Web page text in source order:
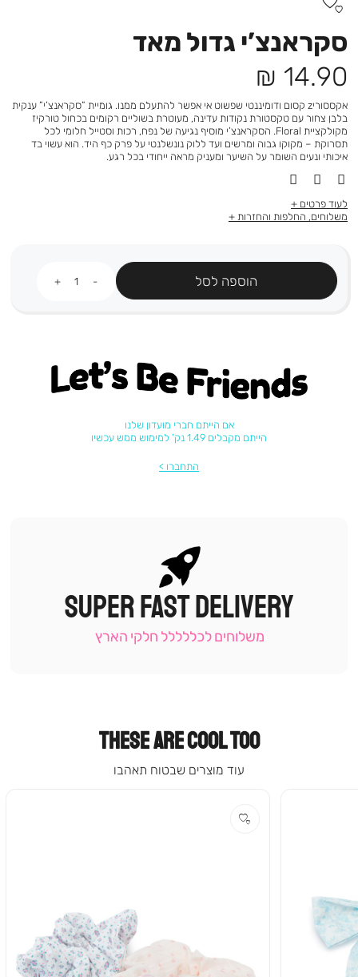
סקראנצ’י גדול מאד
מחיר
מוצר
14.90 ₪
אקססוריz קסום ודומיננטי שפשוט אי אפשר להתעלם ממנו. גומיית ”סקראנצ’י” ענקית
בלבן צחור עם טקסטורת נקודות עדינה, מעוטרת בשוליים רקומים בכחול טורקיז
מקולקציית Floral. הסקראנצ’י מוסיף נגיעה של נפח, רכות וסטייל חלומי לכל
תסרוקת – מקוקו גבוה ומרשים ועד ללוק נונשלנטי על פרק כף היד. הוא עשוי בד
איכותי ונעים השומר על השיער ומעניק מראה ייחודי בכל רגע.
לעוד פרטים
משלוחים, החלפות והחזרות
הוספה לסל
Let's be friends
אם הייתם חברי מועדון שלנו
הייתם מקבלים 1.49 נק' למימוש ממש עכשיו
התחברו
|
תומכי
-
SUPER FAST DELIVERY
משלוחים לכללללל חלקי הארץ
THESE ARE COOL TOO
עוד מוצרים שבטוח תאהבו